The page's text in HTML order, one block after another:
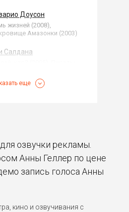
Доусон
жизней (2008),
Амазонки (2003)
Салдана
Черной
(2003)
Мутисо
(2015)
еще
озвучки рекламы.
Анны Геллер по цене
запись голоса Анны
кино и озвучивания с